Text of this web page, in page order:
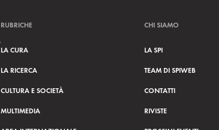
RUBRICHE
LA CURA
LA RICERCA
CULTURA E SOCIETÀ
MULTIMEDIA
CHI SIAMO
LA SPI
TEAM DI SPIWEB
CONTATTI
RIVISTE